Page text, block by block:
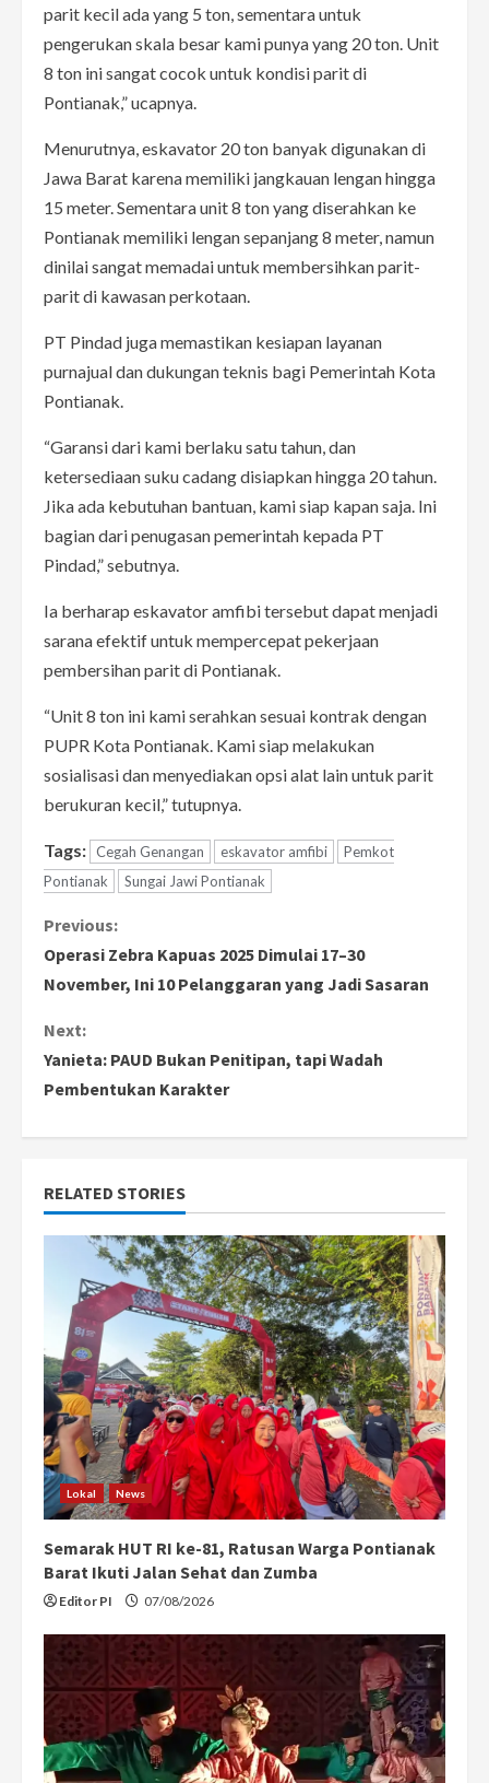
parit kecil ada yang 5 ton, sementara untuk
pengerukan skala besar kami punya yang 20 ton. Unit
8 ton ini sangat cocok untuk kondisi parit di
Pontianak,” ucapnya.
Menurutnya, eskavator 20 ton banyak digunakan di
Jawa Barat karena memiliki jangkauan lengan hingga
15 meter. Sementara unit 8 ton yang diserahkan ke
Pontianak memiliki lengan sepanjang 8 meter, namun
dinilai sangat memadai untuk membersihkan parit-
parit di kawasan perkotaan.
PT Pindad juga memastikan kesiapan layanan
purnajual dan dukungan teknis bagi Pemerintah Kota
Pontianak.
“Garansi dari kami berlaku satu tahun, dan
ketersediaan suku cadang disiapkan hingga 20 tahun.
Jika ada kebutuhan bantuan, kami siap kapan saja. Ini
bagian dari penugasan pemerintah kepada PT
Pindad,” sebutnya.
Ia berharap eskavator amfibi tersebut dapat menjadi
sarana efektif untuk mempercepat pekerjaan
pembersihan parit di Pontianak.
“Unit 8 ton ini kami serahkan sesuai kontrak dengan
PUPR Kota Pontianak. Kami siap melakukan
sosialisasi dan menyediakan opsi alat lain untuk parit
berukuran kecil,” tutupnya.
Tags: Cegah Genangan eskavator amfibi
Pemkot
Pontianak
Sungai Jawi Pontianak
C
o
n
t
u
e
a
d
i
n
g
Previous:
Operasi Zebra Kapuas 2025 Dimulai 17–30
November, Ini 10 Pelanggaran yang Jadi Sasaran
Next:
Yanieta: PAUD Bukan Penitipan, tapi Wadah
Pembentukan Karakter
RELATED STORIES
Lokal News
Semarak HUT RI ke-81, Ratusan Warga Pontianak
Barat Ikuti Jalan Sehat dan Zumba
Editor PI 07/08/2026